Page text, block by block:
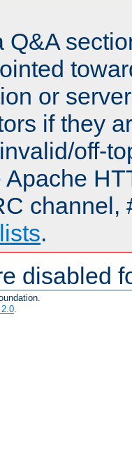
Q&A
or
if they
off-
Apache
channel,
.
disabled